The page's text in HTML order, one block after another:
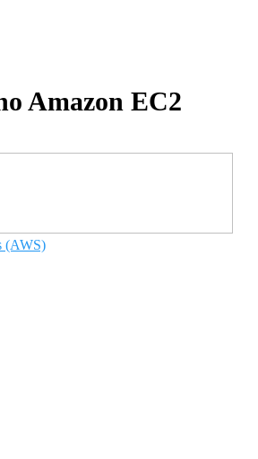
Amazon EC2
(AWS)